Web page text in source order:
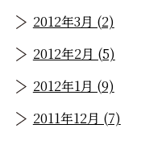
2012年3月 (2)
2012年2月 (5)
2012年1月 (9)
2011年12月 (7)